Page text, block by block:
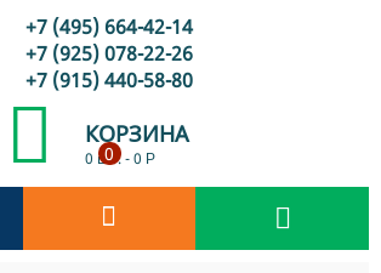
+7 (495) 664-42-14
+7 (925) 078-22-26
+7 (915) 440-58-80
КОРЗИНА
0 шт.-0 Р
0